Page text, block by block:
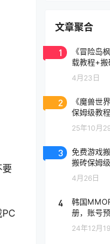
要
文章聚合
1
《冒险岛
载教程+搬
4月23日
2
《魔兽世
保姆级教
25年10月
3
免费游戏
搬砖保姆
4月26日
4
韩国
册，账号
24年12月